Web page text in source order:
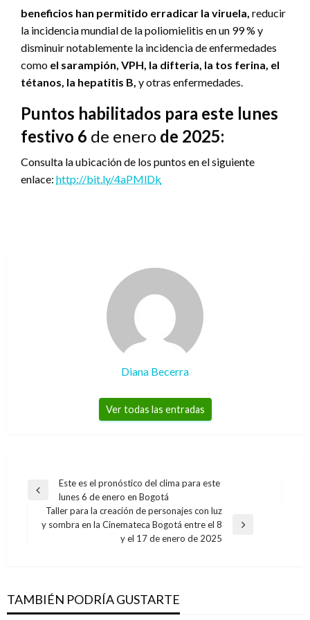
beneficios han permitido erradicar la viruela, reducir
la incidencia mundial de la poliomielitis en un 99 % y
disminuir notablemente la incidencia de enfermedades
como el sarampión, VPH, la difteria, la tos ferina, el
tétanos, la hepatitis B, y otras enfermedades.
Puntos habilitados para este lunes
festivo 6 de enero de 2025:
Consulta la ubicación de los puntos en el siguiente
enlace: http://bit.ly/4aPMlDk
Diana Becerra
Ver todas las entradas
Navegación
entradas
Entrada
anterior
Este es el pronóstico del clima para este
lunes 6 de enero en Bogotá
Entrada
Taller para la creación de personajes con luz
y sombra en la Cinemateca Bogotá entre el 8
y el 17 de enero de 2025
TAMBIÉN PODRÍA GUSTARTE